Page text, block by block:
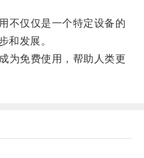
仅仅是一个特定设备的
和发展。
免费使用，帮助人类更